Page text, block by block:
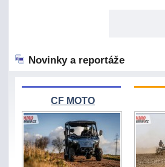
Novinky a reportáže
CF MOTO